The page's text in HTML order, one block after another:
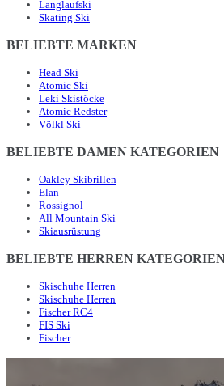
Langlaufski
Skating Ski
BELIEBTE MARKEN
Head Ski
Atomic Ski
Leki Skistöcke
Atomic Redster
Völkl Ski
BELIEBTE DAMEN KATEGORIEN
Oakley Skibrillen
Elan
Rossignol
All Mountain Ski
Skiausrüstung
BELIEBTE HERREN
Skischuhe Herren
Skischuhe Herren
Fischer RC4
FIS Ski
Fischer